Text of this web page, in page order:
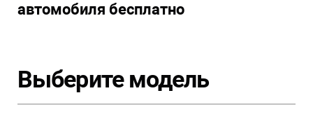
автомобиля бесплатно
Выберите модель